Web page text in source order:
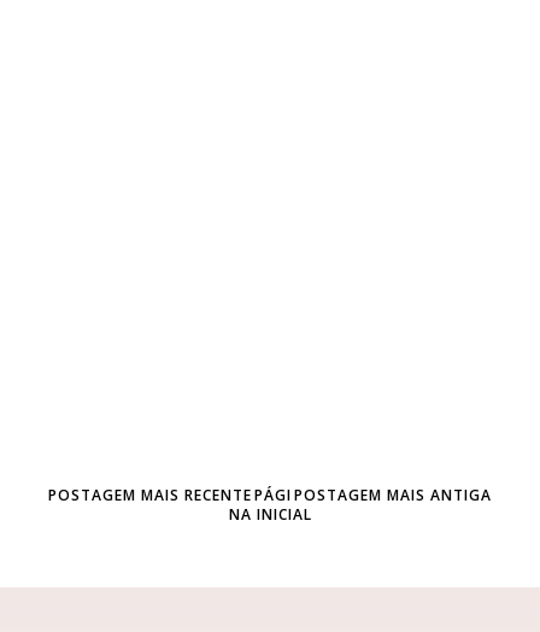
POSTAGEM MAIS RECENTE POSTAGEM MAIS ANTIGA
PÁGI
NA INICIAL